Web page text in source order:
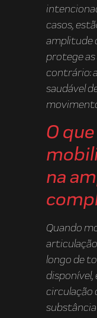
casos,
amplitude
protege as
contrário:
saudável
O
na
Quando
longo de
circulação